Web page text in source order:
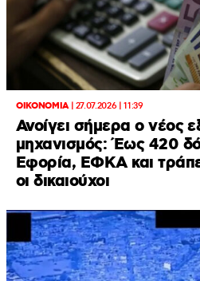
ΟΙΚΟΝΟΜΙΑ| 27.07.2026 | 11:39
Ανοίγει σήμερα ο νέος
μηχανισμός: Έως 420
Εφορία, ΕΦΚΑ και
οι δικαιούχοι